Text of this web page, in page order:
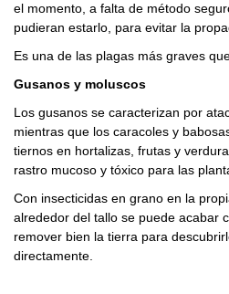
el momento, a falta de método
pudieran estarlo, para evitar la
Es una de las plagas más graves
Gusanos y moluscos
Los gusanos se caracterizan por
mientras que los caracoles y
tiernos en hortalizas, frutas y
rastro mucoso y tóxico para las
Con insecticidas en grano en la
alrededor del tallo se puede acabar
remover bien la tierra para
directamente.